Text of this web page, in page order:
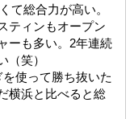
て総合力が高い。
ティンもオープン
ーも多い。2年連続
（笑）
使って勝ち抜いた
横浜と比べると総